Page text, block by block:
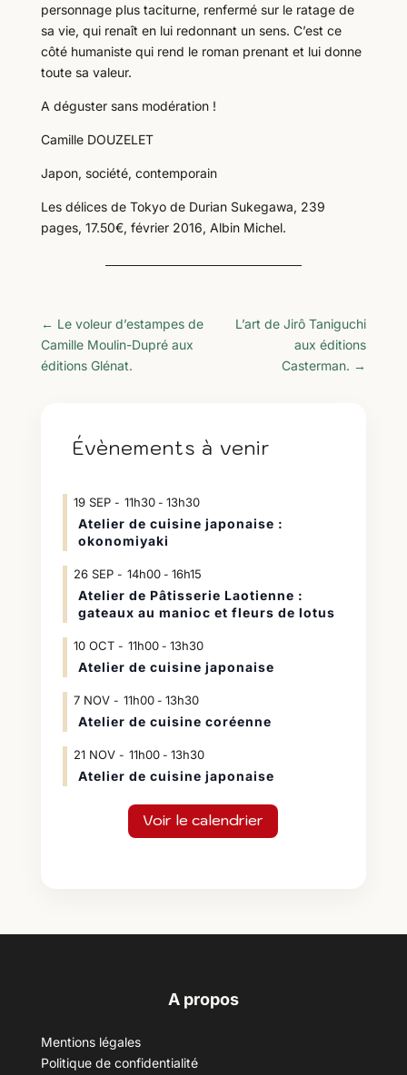
personnage plus taciturne, renfermé sur le ratage de
sa vie, qui renaît en lui redonnant un sens. C’est ce
côté humaniste qui rend le roman prenant et lui donne
toute sa valeur.
A déguster sans modération !
Camille DOUZELET
Japon, société, contemporain
Les délices de Tokyo de Durian Sukegawa, 239
pages, 17.50€, février 2016, Albin Michel.
← Le voleur d’estampes de
Camille Moulin-Dupré aux
éditions Glénat.
L’art de Jirô Taniguchi
aux éditions
Casterman. →
Évènements à venir
19 SEP 11h30- 13h30
Atelier de cuisine japonaise :
okonomiyaki
26 SEP 14h00- 16h15
Atelier de Pâtisserie Laotienne :
gateaux au manioc et fleurs de lotus
10 OCT 11h00- 13h30
Atelier de cuisine japonaise
7 NOV 11h00- 13h30
Atelier de cuisine coréenne
21 NOV 11h00- 13h30
Atelier de cuisine japonaise
Voir le calendrier
A propos
Mentions légales
Politique de confidentialité